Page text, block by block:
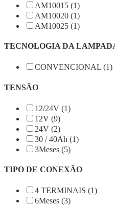
AM10015 (1)
AM10020 (1)
AM10025 (1)
TECNOLOGIA DA
CONVENCIONAL (1)
TENSÃO
12/24V (1)
12V (9)
24V (2)
30 / 40Ah (1)
3Meses (5)
TIPO DE CONEXÃO
4 TERMINAIS (1)
6Meses (3)